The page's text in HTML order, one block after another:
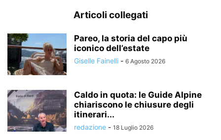
Articoli collegati
Pareo, la storia del capo più
iconico dell’estate
Giselle Fainelli - 6 Agosto 2026
Caldo in quota: le Guide Alpine
chiariscono le chiusure degli
itinerari...
redazione - 18 Luglio 2026